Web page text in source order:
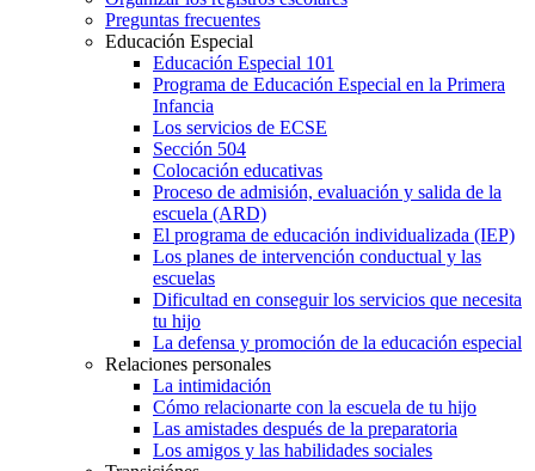
Preguntas frecuentes
Educación Especial
Educación Especial 101
Programa de Educación Especial en la Primera
Infancia
Los servicios de ECSE
Sección 504
Colocación educativas
Proceso de admisión, evaluación y salida de la
escuela (ARD)
El programa de educación individualizada (IEP)
Los planes de intervención conductual y las
escuelas
Dificultad en conseguir los servicios que necesita
tu hijo
La defensa y promoción de la educación especial
Relaciones personales
La intimidación
Cómo relacionarte con la escuela de tu hijo
Las amistades después de la preparatoria
Los amigos y las habilidades sociales